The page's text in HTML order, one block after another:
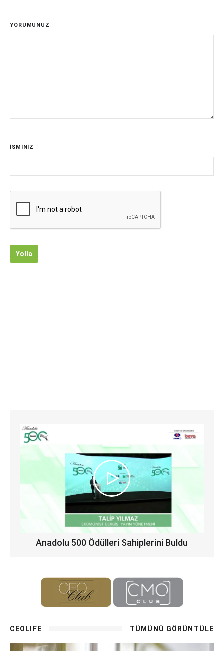
YORUMUNUZ
İSMİNİZ
Yolla
Anadolu 500 Ödülleri Sahiplerini Buldu
CEOLIFE TÜMÜNÜ GÖRÜNTÜLE